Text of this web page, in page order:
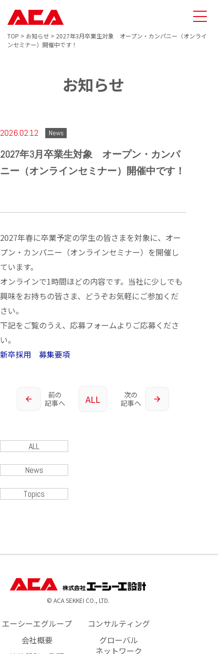
TOP > お知らせ > 2027年3月卒業生対象 オープン・カンパニー（オンライ
ンセミナー）開催中です！
お知らせ
2026.02.12 News
2027年3月卒業生対象 オープン・カンパ
ニー（オンラインセミナー）開催中です！
2027年春に卒業予定の学生の皆さまを対象に、オー
プン・カンパニー（オンラインセミナー）を開催し
ています。
オンラインで1時間ほどの内容です。当社に少しでも
興味をお持ちの皆さま、どうぞお気軽にご参加くだ
さい。
下記をご覧のうえ、応募フォームよりご応募くださ
い。
新卒採用 募集要項
前の
記事へ
ALL
次の
記事へ
ALL
News
Topics
© ACA SEKKEI CO., LTD.
エーシーエグループ
会社概要
コンサルティング
グローバル
ネットワーク